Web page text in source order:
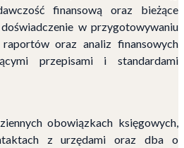
finansową oraz bieżące
w przygotowywaniu
oraz analiz finansowych
przepisami i standardami
obowiązkach księgowych,
z urzędami oraz dba o